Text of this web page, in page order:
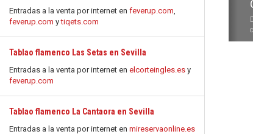
Entradas a la venta por internet en feverup.com,
feverup.com ytiqets.com
Tablao flamenco Las Setas en Sevilla
Entradas a la venta por internet en elcorteingles.es y
feverup.com
Tablao flamenco La Cantaora en Sevilla
Entradas a la venta por internet en mireservaonline.es